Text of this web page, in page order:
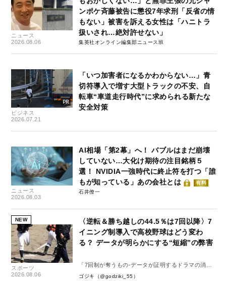
ニュース
2026.08.06
ンポケ斉藤被告に懲役7年求刑「反省の情
もない」被害を訴える女性は「ハニトラ
扱いされ…絶対許せない」
集英社オンライン編集部ニュース班
ビジネス
2026.07.21
「いつ加害者になるかわからない…」青
切符導入で増す大型トラックの不安、自
転車“車道走行時代”に求められる新たな
安全対策
ニュース
2026.08.03
AI相場「第2幕」へ！ バブルはまだ崩壊
していない…大化け期待の注目銘柄５
選！ NVIDIA一強時代に終止符を打つ「誰
もが知っている」あの会社とは
有料
石井僚一
NEW
スポーツ
2026.08.06
〈逆転＆勝ち越しの44.5％は7回以降〉7
イニング制導入で高校野球はどう変わ
る？ データが明らかにする“短縮”の弊害
「7回制が奪うもの-データが証明するドラマの消
失-」
ゴジキ（@godziki_55）